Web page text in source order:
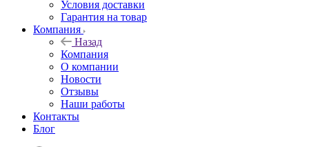
Условия доставки
Гарантия на товар
Компания
Назад
Компания
О компании
Новости
Отзывы
Наши работы
Контакты
Блог